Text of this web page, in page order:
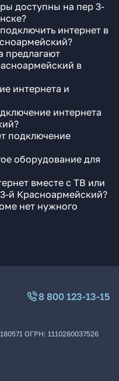
доступны на пер 3-
интернет в
предлагают
в
интернета и
интернета
подключение
оборудование для
вместе с ТВ или
й Красноармейский?
нет нужного
8 800 123-13-15
ОГРН: 1110280037526